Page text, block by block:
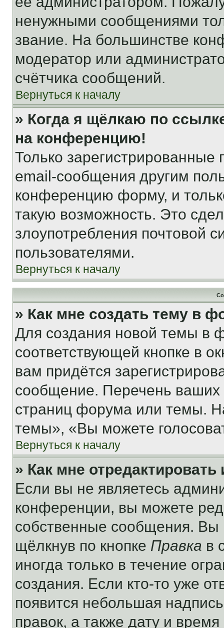
ненужными сообщениями
звание. На большинстве
модератор или
счётчика сообщений.
Вернуться к началу
» Когда я щёлкаю по
на конференцию!
Только зарегистрированные
email-сообщения другим
конференцию форму, и
такую возможность. Это
злоупотребления почтовой
пользователями.
Вернуться к началу
» Как мне создать тему в
Для создания новой темы в
соответствующей кнопке в
вам придётся
сообщение. Перечень ваших
страниц форума или темы.
темы», «Вы можете
Вернуться к началу
» Как мне
Если вы не являетесь
конференции, вы можете
собственные сообщения. Вы
щёлкнув по кнопке Правка в
иногда только в течение
создания. Если кто-то уже
появится небольшая
правок, а также дату и